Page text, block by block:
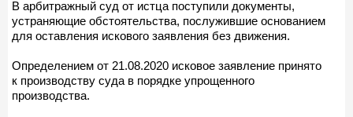
В арбитражный суд от истца поступили документы,
устраняющие обстоятельства, послужившие основанием
для оставления искового заявления без движения.
Определением от 21.08.2020 исковое заявление принято
к производству суда в порядке упрощенного
производства.